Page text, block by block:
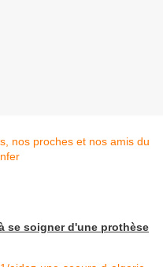
se soigner d'une prothèse